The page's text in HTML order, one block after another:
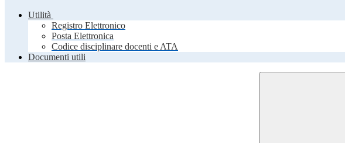
Utilità
Registro Elettronico
Posta Elettronica
Codice disciplinare docenti e ATA
Documenti utili